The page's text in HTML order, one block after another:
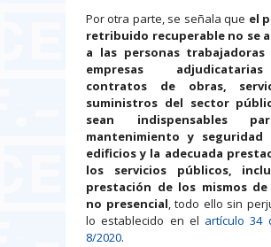
Por otra parte, se señala que el
retribuido recuperable no se
a las personas
empresas
contratos de obras,
suministros del sector
sean indispensables
mantenimiento y seguridad
edificios y la adecuada
los servicios públicos,
prestación de los mismos
no presencial, todo ello sin
lo establecido en el artículo 34
8/2020.